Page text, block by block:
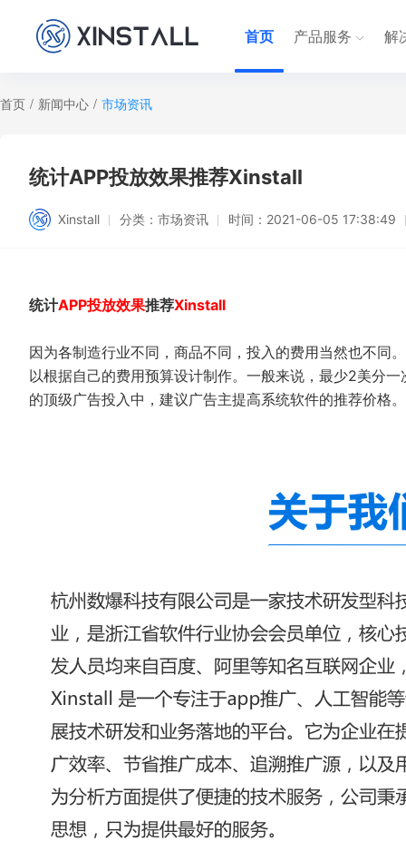
首页 产品服务 解
首页 / 新闻中心 / 市场资讯
统计APP投放效果推荐Xinstall
Xinstall 分类： 市场资讯 时间： 2021-06-05 17:38:49
统计APP投放效果推荐Xinstall
因为各制造行业不同，商品不同，投入的费用当然也不同
以根据自己的费用预算设计制作。一般来说，最少2美分
的顶级广告投入中，建议广告主提高系统软件的推荐价格。